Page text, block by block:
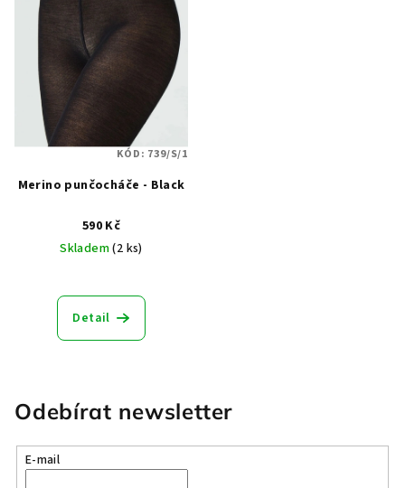
Merino punčocháče - Black
590 Kč
Skladem(2 ks)
Detail
KÓD: 739/S/1
Odebírat newsletter
E-mail